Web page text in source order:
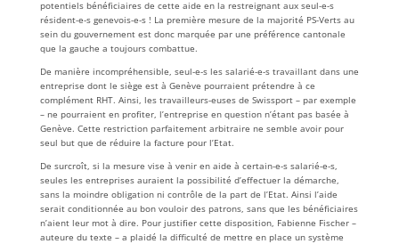
potentiels bénéficiaires de cette aide en la restreignant aux seul-e-s
résident-e-s genevois-e-s ! La première mesure de la majorité PS-Verts au
sein du gouvernement est donc marquée par une préférence cantonale
que la gauche a toujours combattue.
De manière incompréhensible, seul-e-s les salarié-e-s travaillant dans une
entreprise dont le siège est à Genève pourraient prétendre à ce
complément RHT. Ainsi, les travailleurs-euses de Swissport – par exemple
– ne pourraient en profiter, l’entreprise en question n’étant pas basée à
Genève. Cette restriction parfaitement arbitraire ne semble avoir pour
seul but que de réduire la facture pour l’Etat.
De surcroît, si la mesure vise à venir en aide à certain-e-s salarié-e-s,
seules les entreprises auraient la possibilité d’effectuer la démarche,
sans la moindre obligation ni contrôle de la part de l’Etat. Ainsi l’aide
serait conditionnée au bon vouloir des patrons, sans que les bénéficiaires
n’aient leur mot à dire. Pour justifier cette disposition, Fabienne Fischer –
auteure du texte – a plaidé la difficulté de mettre en place un système